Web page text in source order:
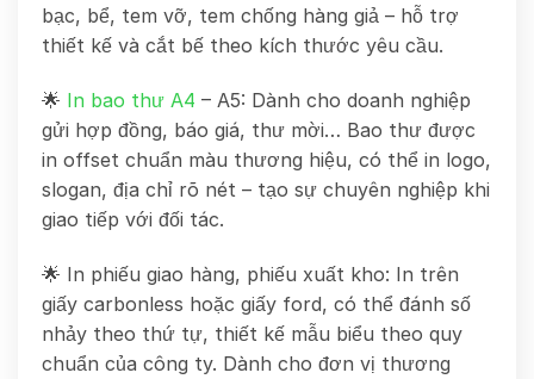
bạc, bể, tem vỡ, tem chống hàng giả – hỗ trợ
thiết kế và cắt bế theo kích thước yêu cầu.
🌟 In bao thư A4 – A5: Dành cho doanh nghiệp
gửi hợp đồng, báo giá, thư mời… Bao thư được
in offset chuẩn màu thương hiệu, có thể in logo,
slogan, địa chỉ rõ nét – tạo sự chuyên nghiệp khi
giao tiếp với đối tác.
🌟 In phiếu giao hàng, phiếu xuất kho: In trên
giấy carbonless hoặc giấy ford, có thể đánh số
nhảy theo thứ tự, thiết kế mẫu biểu theo quy
chuẩn của công ty. Dành cho đơn vị thương